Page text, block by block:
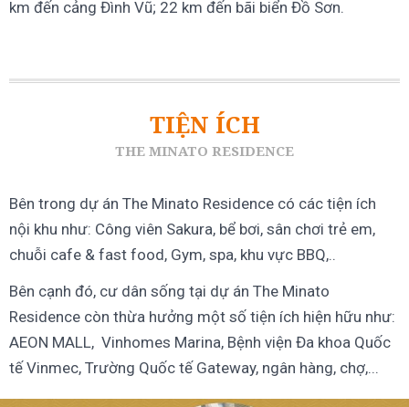
km đến cảng Đình Vũ; 22 km đến bãi biển Đồ Sơn.
TIỆN ÍCH
THE MINATO RESIDENCE
Bên trong dự án The Minato Residence có các tiện ích
nội khu như: Công viên Sakura, bể bơi, sân chơi trẻ em,
chuỗi cafe & fast food, Gym, spa, khu vực BBQ,..
Bên cạnh đó, cư dân sống tại dự án The Minato
Residence còn thừa hưởng một số tiện ích hiện hữu như:
AEON MALL, Vinhomes Marina, Bệnh viện Đa khoa Quốc
tế Vinmec, Trường Quốc tế Gateway, ngân hàng, chợ,...